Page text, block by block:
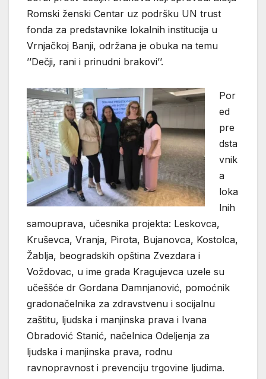
Romski ženski Centar uz podršku UN trust
fonda za predstavnike lokalnih institucija u
Vrnjačkoj Banji, održana je obuka na temu
’’Dečji, rani i prinudni brakovi’’.
Por
ed
pre
dsta
vnik
a
loka
lnih
samouprava, učesnika projekta: Leskovca,
Kruševca, Vranja, Pirota, Bujanovca, Kostolca,
Žablja, beogradskih opština Zvezdara i
Voždovac, u ime grada Kragujevca uzele su
učeššće dr Gordana Damnjanović, pomoćnik
gradonačelnika za zdravstvenu i socijalnu
zaštitu, ljudska i manjinska prava i Ivana
Obradović Stanić, načelnica Odeljenja za
ljudska i manjinska prava, rodnu
ravnopravnost i prevenciju trgovine ljudima.